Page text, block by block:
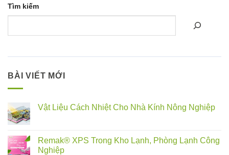
Tìm kiếm
BÀI VIẾT MỚI
Vật Liệu Cách Nhiệt Cho Nhà Kính Nông Nghiệp
Remak® XPS Trong Kho Lạnh, Phòng Lạnh Công
Nghiệp